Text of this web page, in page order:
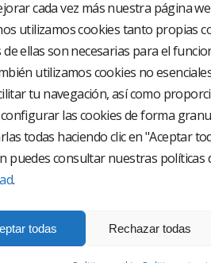
cada vez más nuestra página
utilizamos cookies tanto propias
ellas son necesarias para el
utilizamos cookies no
tu navegación, así como
las cookies de forma
todas haciendo clic en "Aceptar
puedes consultar nuestras políticas
.
todas Rechazar todas